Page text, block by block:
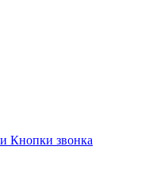
Кнопки звонка